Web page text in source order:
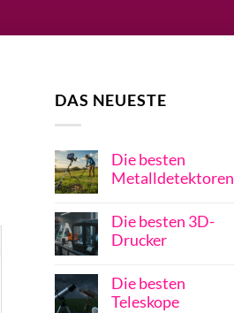
DAS NEUESTE
Die besten
Metalldetektoren
Die besten 3D-
Drucker
Die besten
Teleskope